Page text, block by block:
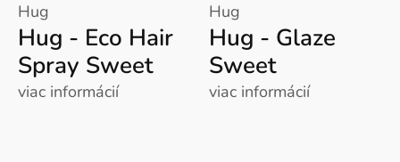
Hug
Hug - Eco Hair
Spray Sweet
viac informácií
Hug
Hug - Glaze
Sweet
viac informácií